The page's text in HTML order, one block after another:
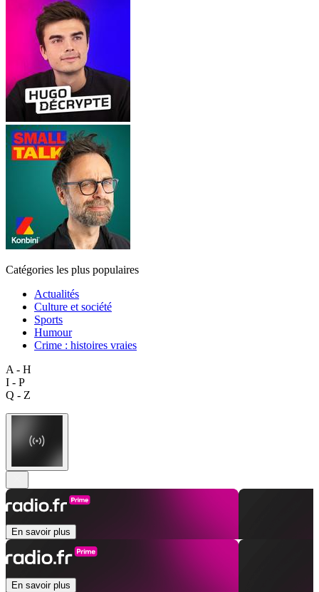
Catégories les plus populaires
Actualités
Culture et société
Sports
Humour
Crime : histoires vraies
A - H
I - P
Q - Z
En savoir plus
En savoir plus